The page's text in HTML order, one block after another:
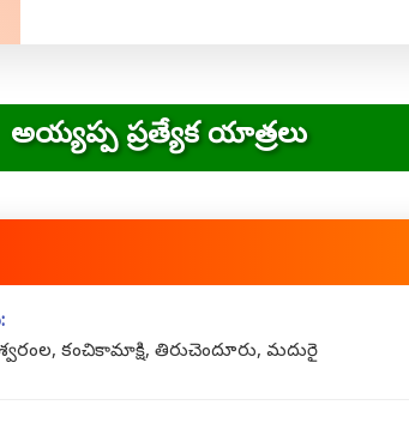
అయ్యప్ప ప్రత్యేక యాత్రలు
కంచికామాక్షి, తిరుచెందూరు, మదురై